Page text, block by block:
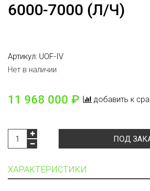
6000-7000 (Л/Ч)
Артикул: UOF-IV
Нет в наличии
11 968 000 ₽ добавить к
ПОД
ХАРАКТЕРИСТИКИ